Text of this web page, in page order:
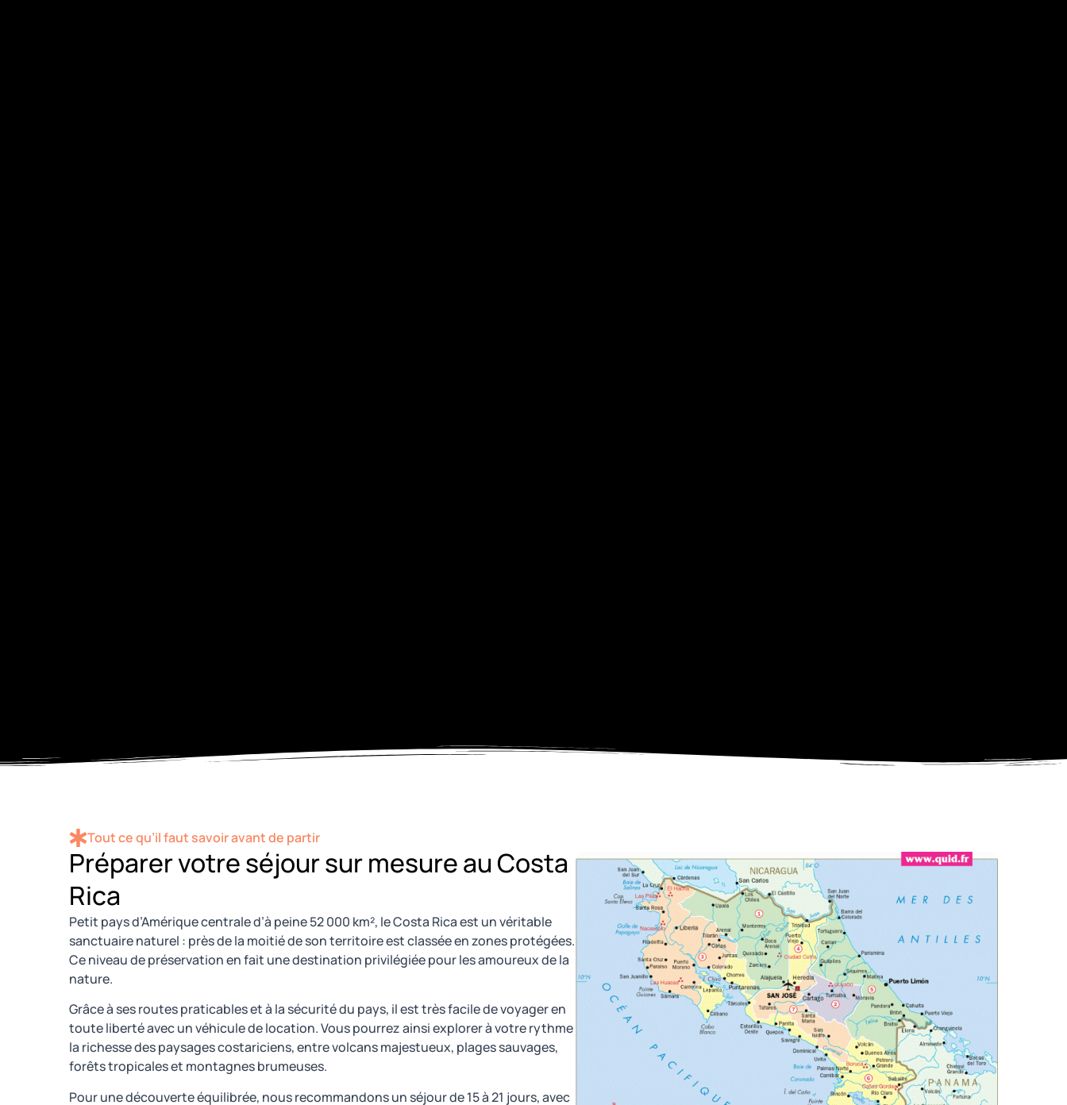
Tout ce qu’il faut savoir avant de partir
Préparer votre séjour sur mesure au Costa
Rica
Petit pays d’Amérique centrale d’à peine 52 000 km², le Costa Rica est un véritable
sanctuaire naturel : près de la moitié de son territoire est classée en zones protégées.
Ce niveau de préservation en fait une destination privilégiée pour les amoureux de la
nature.
Grâce à ses routes praticables et à la sécurité du pays, il est très facile de voyager en
toute liberté avec un véhicule de location. Vous pourrez ainsi explorer à votre rythme
la richesse des paysages costariciens, entre volcans majestueux, plages sauvages,
forêts tropicales et montagnes brumeuses.
Pour une découverte équilibrée, nous recommandons un séjour de 15 à 21 jours, avec